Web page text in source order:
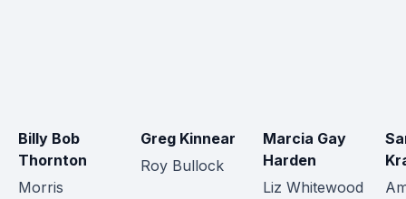
Billy Bob
Thornton
Morris
Greg Kinnear
Roy Bullock
Marcia Gay
Harden
Liz Whitewood